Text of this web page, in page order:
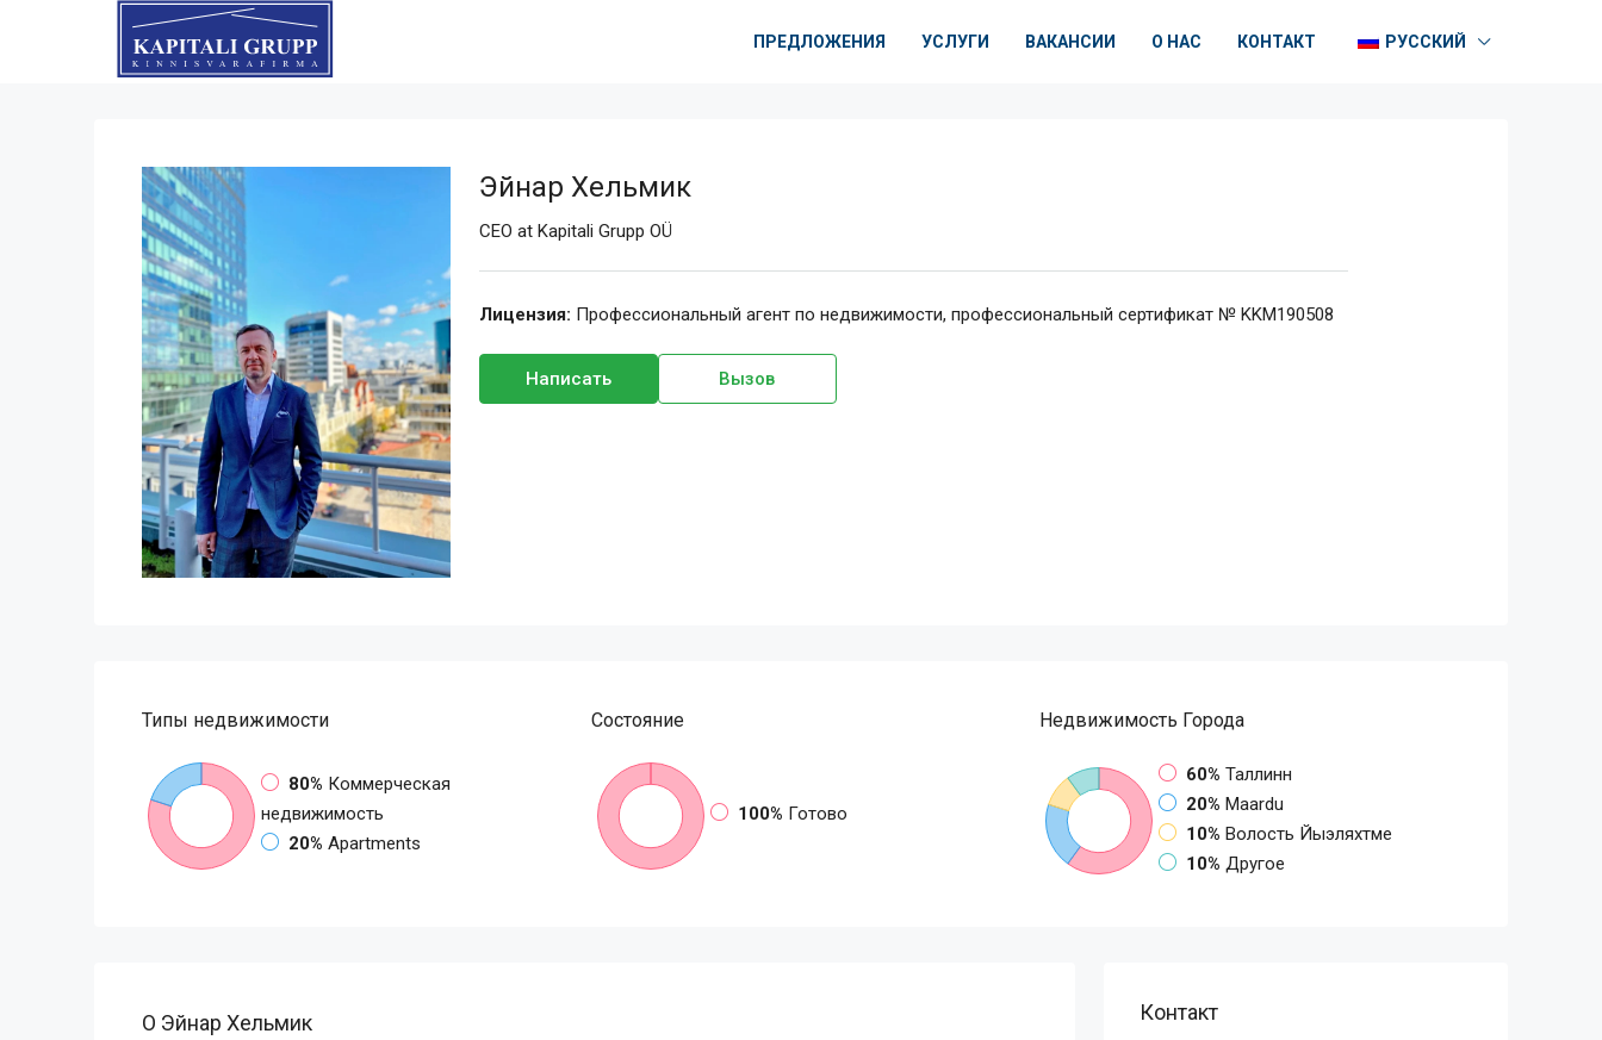
ПРЕДЛОЖЕНИЯ УСЛУГИ ВАКАНСИИ О НАС КОНТАКТ РУССКИЙ
Эйнар Хельмик
CEO at Kapitali Grupp OÜ
Лицензия: Профессиональный агент по недвижимости, профессиональный сертификат № KKM190508
Написать Вызов
Типы недвижимости
80% Коммерческая
недвижимость
20% Apartments
Состояние
100% Готово
Недвижимость Города
60% Таллинн
20% Maardu
10% Волость Йыэляхтме
10% Другое
О Эйнар Хельмик Контакт